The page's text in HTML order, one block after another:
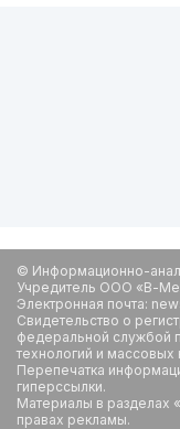
© Информационно-
Учредитель ООО «В-
Электронная почта:
Свидетельство о
федеральной службой
технологий и
Перепечатка
гиперссылки.
Материалы в разделах
правах рекламы.